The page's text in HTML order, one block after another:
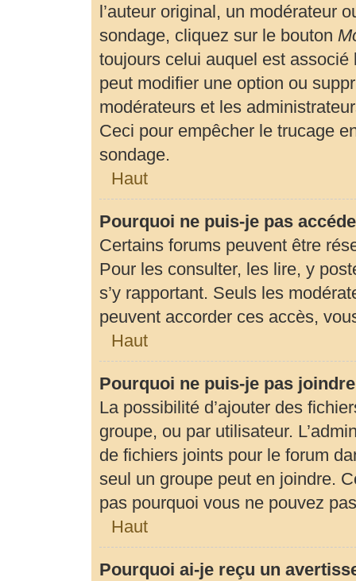
l’auteur original, un modérateur
sondage, cliquez sur le bouton
toujours celui auquel est associé
peut modifier une option ou
modérateurs et les
Ceci pour empêcher le trucage
sondage.
Haut
Pourquoi ne puis-je pas
Certains forums peuvent être
Pour les consulter, les lire, y
s’y rapportant. Seuls les
peuvent accorder ces accès,
Haut
Pourquoi ne puis-je pas
La possibilité d’ajouter des
groupe, ou par utilisateur.
de fichiers joints pour le forum
seul un groupe peut en joindre.
pas pourquoi vous ne pouvez
Haut
Pourquoi ai-je reçu un